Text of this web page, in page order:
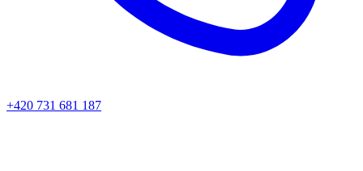
+420 731 681 187